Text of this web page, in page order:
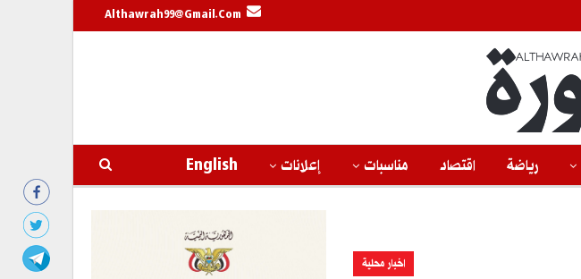
Althawrah99@gmail.com
رياضة اقتصاد مناسبات إعلانات English
اخبار محلية